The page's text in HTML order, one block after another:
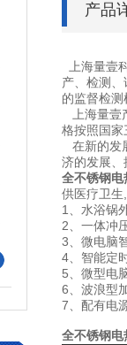
产品
上海量壹
产、检测
的监督检测
上海量壹
格按照国家
在新的发
济的发展、
全不锈钢
供医疗卫生
1、水浴锅
2、一体冲
3、微电脑
4、智能定
5、微型电
6、波浪型
7、配有电
全不锈钢电